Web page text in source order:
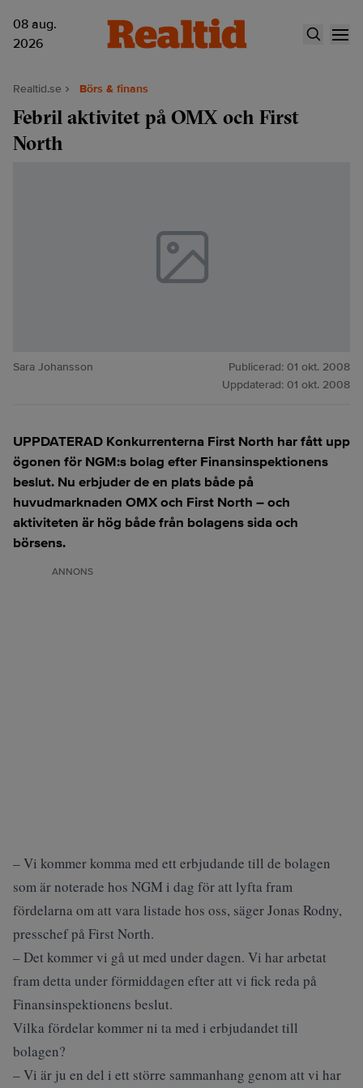
08 aug.
2026
Realtid.se Börs & finans
Febril aktivitet på OMX och First
North
Sara Johansson Publicerad: 01 okt. 2008
Uppdaterad: 01 okt. 2008
UPPDATERAD Konkurrenterna First North har fått upp
ögonen för NGM:s bolag efter Finansinspektionens
beslut. Nu erbjuder de en plats både på
huvudmarknaden OMX och First North – och
aktiviteten är hög både från bolagens sida och
börsens.
ANNONS
– Vi kommer komma med ett erbjudande till de bolagen
som är noterade hos NGM i dag för att lyfta fram
fördelarna om att vara listade hos oss, säger Jonas Rodny,
presschef på First North.
– Det kommer vi gå ut med under dagen. Vi har arbetat
fram detta under förmiddagen efter att vi fick reda på
Finansinspektionens beslut.
Vilka fördelar kommer ni ta med i erbjudandet till
bolagen?
– Vi är ju en del i ett större sammanhang genom att vi har